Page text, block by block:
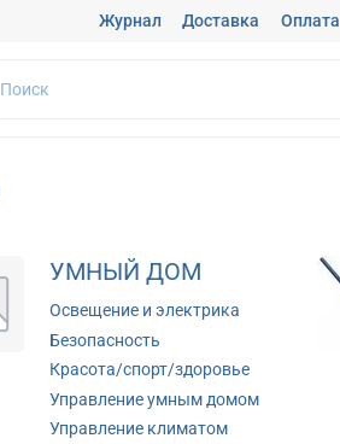
Журнал Доставка Оплата
УМНЫЙ ДОМ
Освещение и электрика
Безопасность
Красота/спорт/здоровье
Управление умным домом
Управление климатом